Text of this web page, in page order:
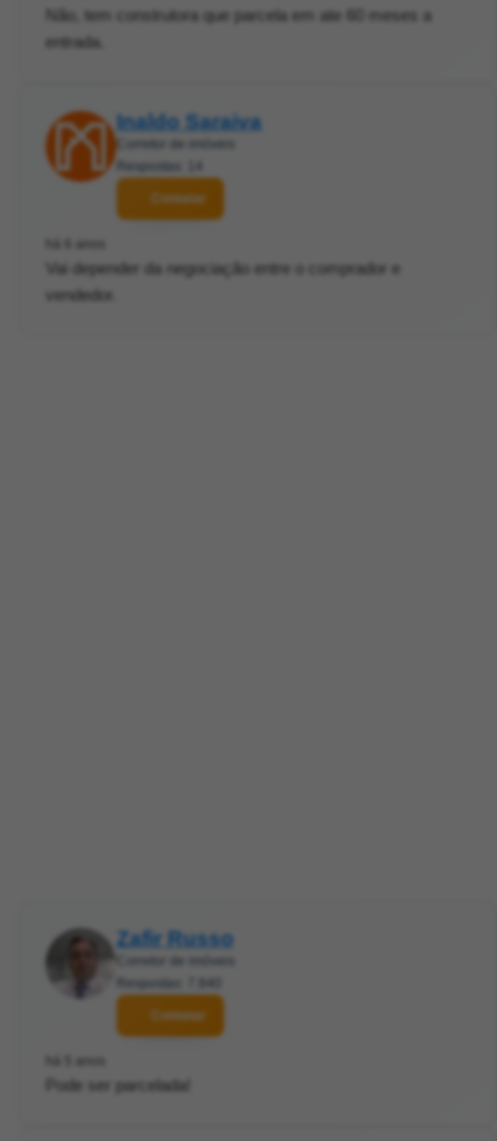
Não, tem construtora que parcela em ate 60 meses a
entrada.
Inaldo Saraiva
Corretor de imóveis
Respostas: 14
Contatar
há 6 anos
Vai depender da negociação entre o comprador e
vendedor.
Zafir Russo
Corretor de imóveis
Respostas: 7.840
Contatar
há 5 anos
Pode ser parcelada!